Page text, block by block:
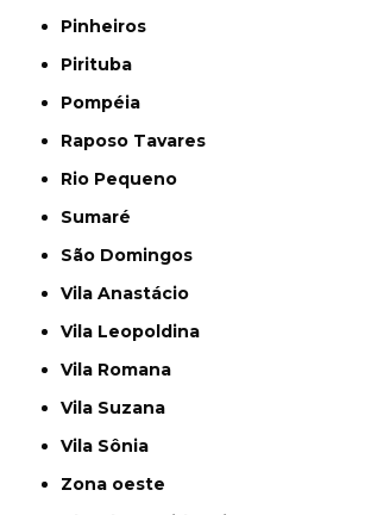
Pinheiros
Pirituba
Pompéia
Raposo Tavares
Rio Pequeno
Sumaré
São Domingos
Vila Anastácio
Vila Leopoldina
Vila Romana
Vila Suzana
Vila Sônia
Zona oeste